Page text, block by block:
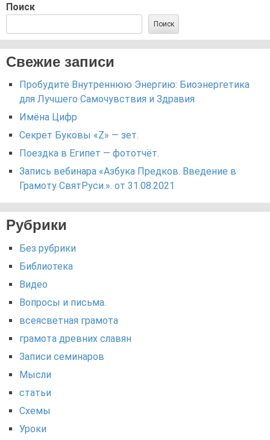
Поиск
Поиск
Свежие записи
Пробудите Внутреннюю Энергию: Биоэнергетика
для Лучшего Самочувствия и Здравия
Имёна Цифр
Секрет Буковы «Z» — зет.
Поездка в Египет — фототчёт.
Запись вебинара «Азбука Предков. Введение в
Грамоту СвятРуси.». от 31.08.2021
Рубрики
Без рубрики
Библиотека
Видео
Вопросы и письма.
всеясветная грамота
грамота древних славян
Записи семинаров
Мысли
статьи
Схемы
Уроки